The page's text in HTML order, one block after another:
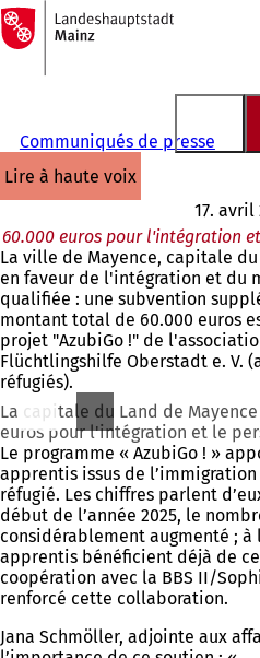
Accéder au contenu
Vers
la
page
d'accueil
Communiqués de presse
lire à haute voix
17. avril
60.000 euros pour l'intégration
La ville de Mayence, capitale
en faveur de l'intégration et
qualifiée : une subvention
montant total de 60.000 euros
projet "AzubiGo !" de
Flüchtlingshilfe Oberstadt e. V.
réfugiés).
La capitale du Land de
euros pour l'intégration et le
Le programme « AzubiGo ! »
apprentis issus de
réfugié. Les chiffres parlent
début de l’année 2025, le
considérablement augmenté ; à
apprentis bénéficient déjà de
coopération avec la BBS II/
renforcé cette collaboration.
Jana Schmöller, adjointe aux